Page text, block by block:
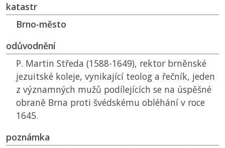
katastr
Brno-město
odůvodnění
P. Martin Středa (1588-1649), rektor brněnské
jezuitské koleje, vynikající teolog a řečník, jeden
z významných mužů podílejících se na úspěšné
obraně Brna proti švédskému obléhání v roce
1645.
poznámka